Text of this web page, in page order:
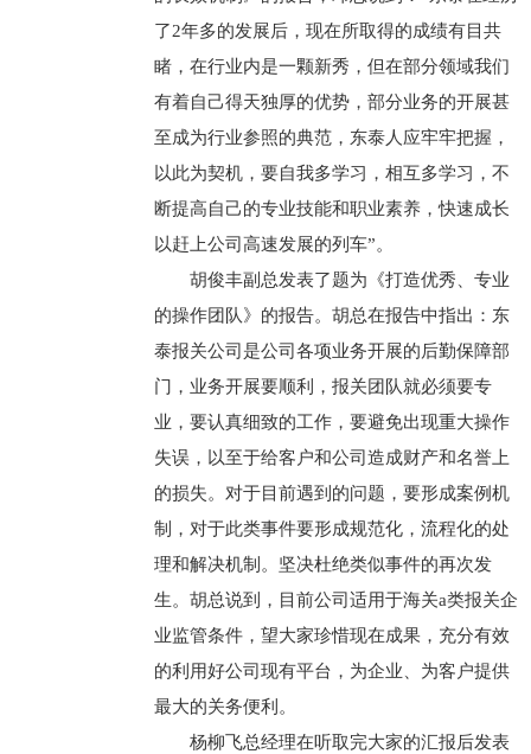
了2年多的发展后，现在所取得的成绩有目共
睹，在行业内是一颗新秀，但在部分领域我们
有着自己得天独厚的优势，部分业务的开展甚
至成为行业参照的典范，东泰人应牢牢把握，
以此为契机，要自我多学习，相互多学习，不
断提高自己的专业技能和职业素养，快速成长
以赶上公司高速发展的列车”。
胡俊丰副总发表了题为《打造优秀、专业
的操作团队》的报告。胡总在报告中指出：东
泰报关公司是公司各项业务开展的后勤保障部
门，业务开展要顺利，报关团队就必须要专
业，要认真细致的工作，要避免出现重大操作
失误，以至于给客户和公司造成财产和名誉上
的损失。对于目前遇到的问题，要形成案例机
制，对于此类事件要形成规范化，流程化的处
理和解决机制。坚决杜绝类似事件的再次发
生。胡总说到，目前公司适用于海关a类报关企
业监管条件，望大家珍惜现在成果，充分有效
的利用好公司现有平台，为企业、为客户提供
最大的关务便利。
杨柳飞总经理在听取完大家的汇报后发表